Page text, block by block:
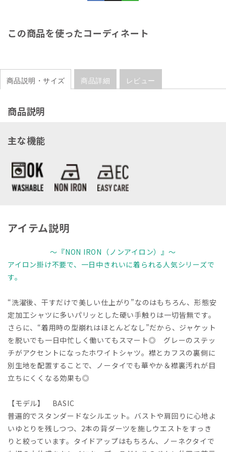
この商品を使ったコーディネート
商品説明・サイズ 商品詳細 レビュー
商品説明
主な機能
アイテム説明
～『NON IRON（ノンアイロン）』～
アイロン掛け不要で、一日中きれいに着られる人気シリーズで
す。
“洗濯後、干すだけで美しい仕上がり”なのはもちろん、形態安
定加工シャツに多いパリッとした硬い手触りは一切皆無です。
さらに、“着用時の型崩れはほとんどなし”だから、ジャケット
を脱いでも一日中忙しく働いてもスマート◎ グレーのステッ
チがアクセントになったホワイトシャツ。襟とカフスの裏側に
別生地を配置することで、ノータイでも華やか＆襟裏汚れが目
立ちにくくなる効果も◎
【モデル】 BASIC
普遍的でスタンダードなシルエット。バストや肩回りに心地よ
いゆとりを残しつつ、2本の背ダーツを施しウエストをすっき
りと絞っています。タイドアップはもちろん、ノーネクタイで